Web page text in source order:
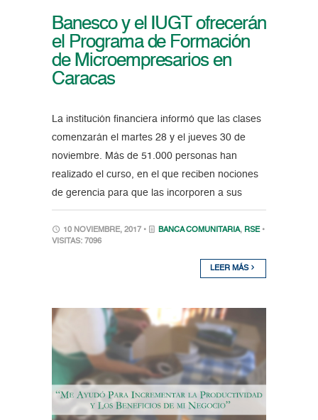
Banesco y el IUGT ofrecerán
el Programa de Formación
de Microempresarios en
Caracas
La institución financiera informó que las clases
comenzarán el martes 28 y el jueves 30 de
noviembre. Más de 51.000 personas han
realizado el curso, en el que reciben nociones
de gerencia para que las incorporen a sus
10 NOVIEMBRE, 2017 • BANCA COMUNITARIA, RSE •
VISITAS: 7096
LEER MÁS